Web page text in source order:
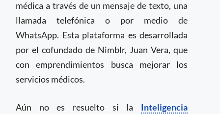
médica a través de un mensaje de texto, una
llamada telefónica o por medio de
WhatsApp. Esta plataforma es desarrollada
por el cofundado de Nimblr, Juan Vera, que
con emprendimientos busca mejorar los
servicios médicos.
Aún no es resuelto si la Inteligencia